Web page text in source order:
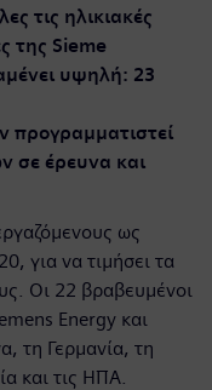
τις ηλικιακές
της Sieme
υψηλή: 23
προγραμματιστεί
σε έρευνα και
ως
για να τιμήσει τα
Οι 22 βραβευμένοι
Energy και
τη Γερμανία, τη
και τις ΗΠΑ.